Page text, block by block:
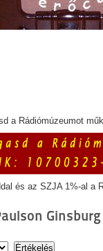
a Rádiómúzeumot
és az SZJA 1%-al a
Ginsburg